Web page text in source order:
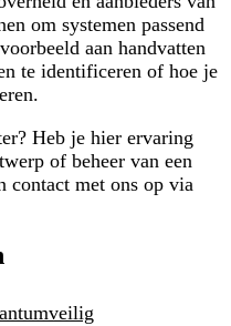
om systemen passend
aan handvatten
te identificeren of hoe je
Heb je hier ervaring
of beheer van een
contact met ons op via